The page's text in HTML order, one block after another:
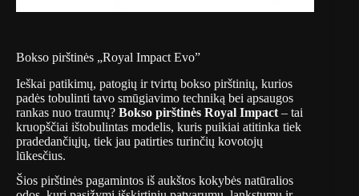
Bokso pirštinės „Royal Impact Evo”
Ieškai patikimų, patogių ir tvirtų bokso pirštinių, kurios
padės tobulinti tavo smūgiavimo techniką bei apsaugos
rankas nuo traumų? Bokso pirštinės Royal Impact – tai
kruopščiai ištobulintas modelis, kuris puikiai atitinka tiek
pradedančiųjų, tiek jau patirties turinčių kovotojų
lūkesčius.
Šios pirštinės pagamintos iš aukštos kokybės natūralios